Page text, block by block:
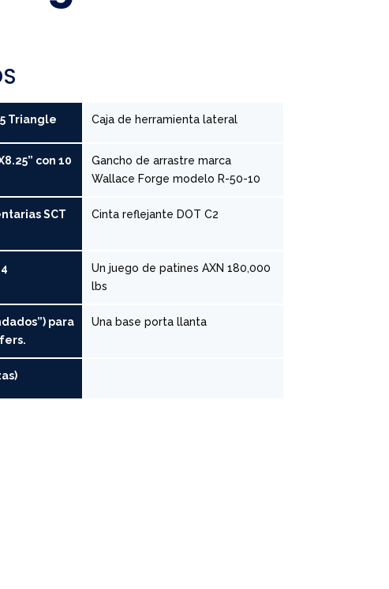
Triangle
con 10
SCT
para
Caja de herramienta lateral
Gancho de arrastre marca
Wallace Forge modelo R-50-10
Cinta reflejante DOT C2
Un juego de patines AXN 180,000
lbs
Una base porta llanta